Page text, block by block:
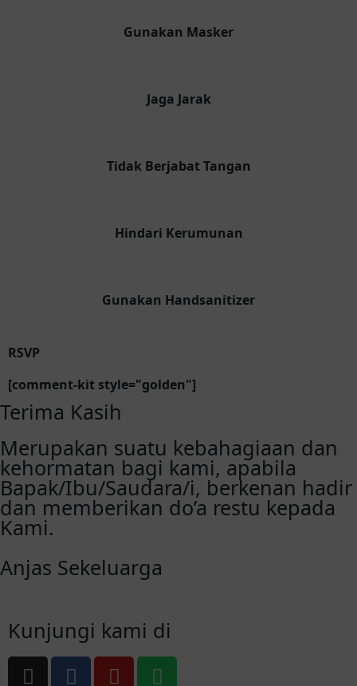
Gunakan Masker
Jaga Jarak
Tidak Berjabat Tangan
Hindari Kerumunan
Gunakan Handsanitizer
RSVP
[comment-kit style="golden"]
Terima Kasih
Merupakan suatu kebahagiaan dan
kehormatan bagi kami, apabila
Bapak/Ibu/Saudara/i, berkenan hadir
dan memberikan do’a restu kepada
Kami.
Anjas Sekeluarga
Kunjungi kami di